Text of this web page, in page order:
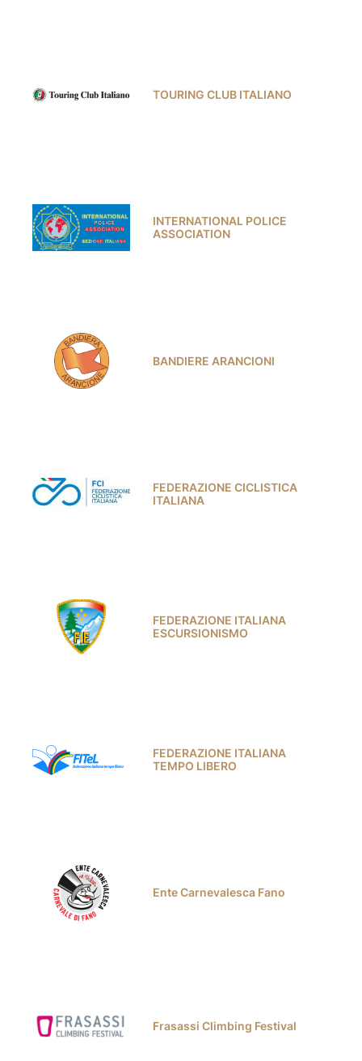
TOURING CLUB ITALIANO
INTERNATIONAL POLICE
ASSOCIATION
BANDIERE ARANCIONI
FEDERAZIONE CICLISTICA
ITALIANA
FEDERAZIONE ITALIANA
ESCURSIONISMO
FEDERAZIONE ITALIANA
TEMPO LIBERO
Ente Carnevalesca Fano
Frasassi Climbing Festival